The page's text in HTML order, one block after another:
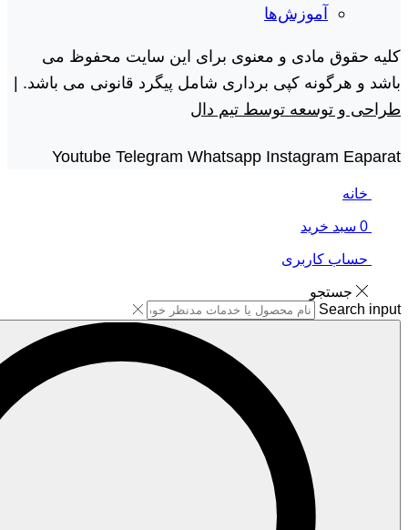
آموزش‌ها
کلیه حقوق مادی و معنوی برای این سایت محفوظ می
باشد و هرگونه کپی برداری شامل پیگرد قانونی می باشد. |
طراحی و توسعه توسط تیم دال
Youtube Telegram Whatsapp Instagram Eaparat
خانه
0 سبد خرید
حساب کاربری
جستجو
Search input